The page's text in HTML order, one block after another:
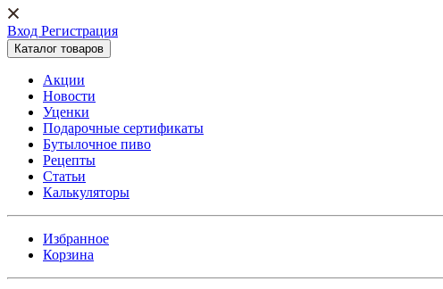
Вход Регистрация
Каталог товаров
Акции
Новости
Уценки
Подарочные сертификаты
Бутылочное пиво
Рецепты
Статьи
Калькуляторы
Избранное
Корзина